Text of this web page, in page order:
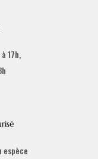
17h,
espèce